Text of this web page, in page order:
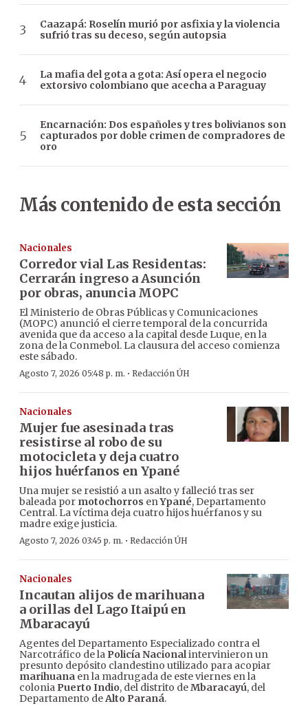
Caazapá: Roselín murió por asfixia y la violencia
sufrió tras su deceso, según autopsia
La mafia del gota a gota: Así opera el negocio
extorsivo colombiano que acecha a Paraguay
Encarnación: Dos españoles y tres bolivianos son
capturados por doble crimen de compradores de
oro
Más contenido de esta sección
Nacionales
Corredor vial Las Residentas:
Cerrarán ingreso a Asunción
por obras, anuncia MOPC
El Ministerio de Obras Públicas y Comunicaciones
(MOPC) anunció el cierre temporal de la concurrida
avenida que da acceso a la capital desde Luque, en la
zona de la Conmebol. La clausura del acceso comienza
este sábado.
Agosto 7, 2026 05:48 p. m. · Redacción ÚH
Nacionales
Mujer fue asesinada tras
resistirse al robo de su
motocicleta y deja cuatro
hijos huérfanos en Ypané
Una mujer se resistió a un asalto y falleció tras ser
baleada por motochorros enYpané, Departamento
Central. La víctima deja cuatro hijos huérfanos y su
madre exige justicia.
Agosto 7, 2026 03:45 p. m. · Redacción ÚH
Nacionales
Incautan alijos de marihuana
a orillas del Lago Itaipú en
Mbaracayú
Agentes del Departamento Especializado contra el
Narcotráfico de la Policía Nacionalintervinieron un
presunto depósito clandestino utilizado para acopiar
marihuana en la madrugada de este viernes en la
colonia Puerto Indio, del distrito deMbaracayú, del
Departamento deAlto Paraná.